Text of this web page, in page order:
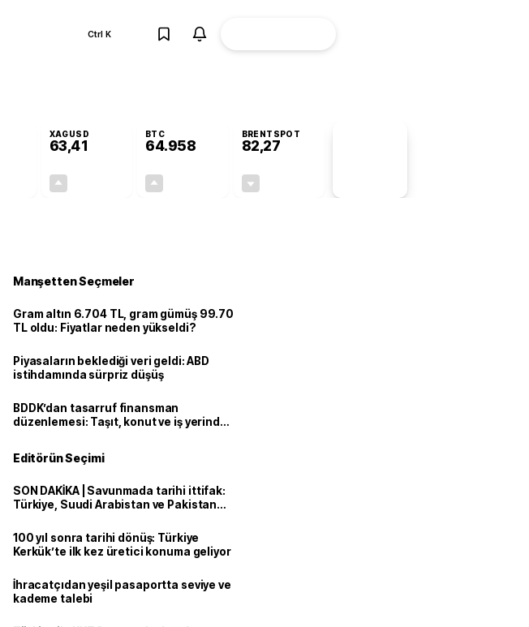
Ctrl K
XAGUSD
63,41
BTC
64.958
BRENTSPOT
82,27
Manşetten Seçmeler
Gram altın 6.704 TL, gram gümüş 99.70
TL oldu: Fiyatlar neden yükseldi?
Piyasaların beklediği veri geldi: ABD
istihdamında sürpriz düşüş
BDDK’dan tasarruf finansman
düzenlemesi: Taşıt, konut ve iş yerinde
Editörün Seçimi
SON DAKİKA | Savunmada tarihi ittifak:
Türkiye, Suudi Arabistan ve Pakistan
100 yıl sonra tarihi dönüş: Türkiye
Kerkük’te ilk kez üretici konuma geliyor
İhracatçıdan yeşil pasaportta seviye ve
kademe talebi